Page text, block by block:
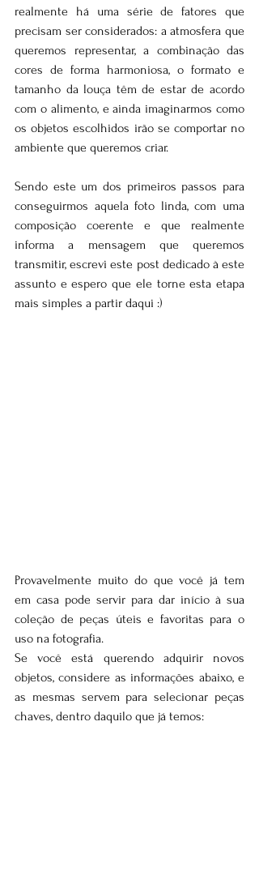
realmente há uma série de fatores que
precisam ser considerados: a atmosfera que
queremos representar, a combinação das
cores de forma harmoniosa, o formato e
tamanho da louça têm de estar de acordo
com o alimento, e ainda imaginarmos como
os objetos escolhidos irão se comportar no
ambiente que queremos criar.
Sendo este um dos primeiros passos para
conseguirmos aquela foto linda, com uma
composição coerente e que realmente
informa a mensagem que queremos
transmitir, escrevi este post dedicado à este
assunto e espero que ele torne esta etapa
mais simples a partir daqui :)
Provavelmente muito do que você já tem
em casa pode servir para dar início à sua
coleção de peças úteis e favoritas para o
uso na fotografia.
Se você está querendo adquirir novos
objetos, considere as informações abaixo, e
as mesmas servem para selecionar peças
chaves, dentro daquilo que já temos: